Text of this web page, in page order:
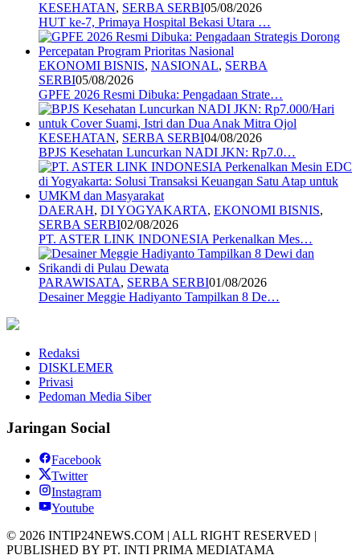
KESEHATAN, SERBA SERBI05/08/2026
HUT ke-7, Primaya Hospital Bekasi Utara …
EKONOMI BISNIS, NASIONAL, SERBA
SERBI05/08/2026
GPFE 2026 Resmi Dibuka: Pengadaan Strate…
KESEHATAN, SERBA SERBI04/08/2026
BPJS Kesehatan Luncurkan NADI JKN: Rp7.0…
DAERAH, DI YOGYAKARTA, EKONOMI BISNIS,
SERBA SERBI02/08/2026
PT. ASTER LINK INDONESIA Perkenalkan Mes…
PARAWISATA, SERBA SERBI01/08/2026
Desainer Meggie Hadiyanto Tampilkan 8 De…
Redaksi
DISKLEMER
Privasi
Pedoman Media Siber
Jaringan Social
Facebook
Twitter
Instagram
Youtube
© 2026 INTIP24NEWS.COM | ALL RIGHT RESERVED |
PUBLISHED BY PT. INTI PRIMA MEDIATAMA